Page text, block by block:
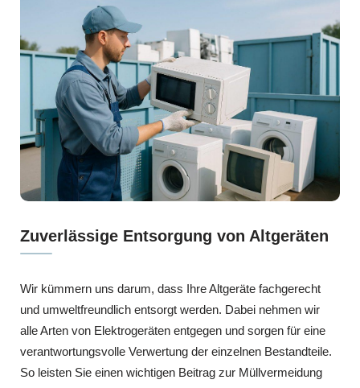
Zuverlässige Entsorgung von Altgeräten
Wir kümmern uns darum, dass Ihre Altgeräte fachgerecht
und umweltfreundlich entsorgt werden. Dabei nehmen wir
alle Arten von Elektrogeräten entgegen und sorgen für eine
verantwortungsvolle Verwertung der einzelnen Bestandteile.
So leisten Sie einen wichtigen Beitrag zur Müllvermeidung